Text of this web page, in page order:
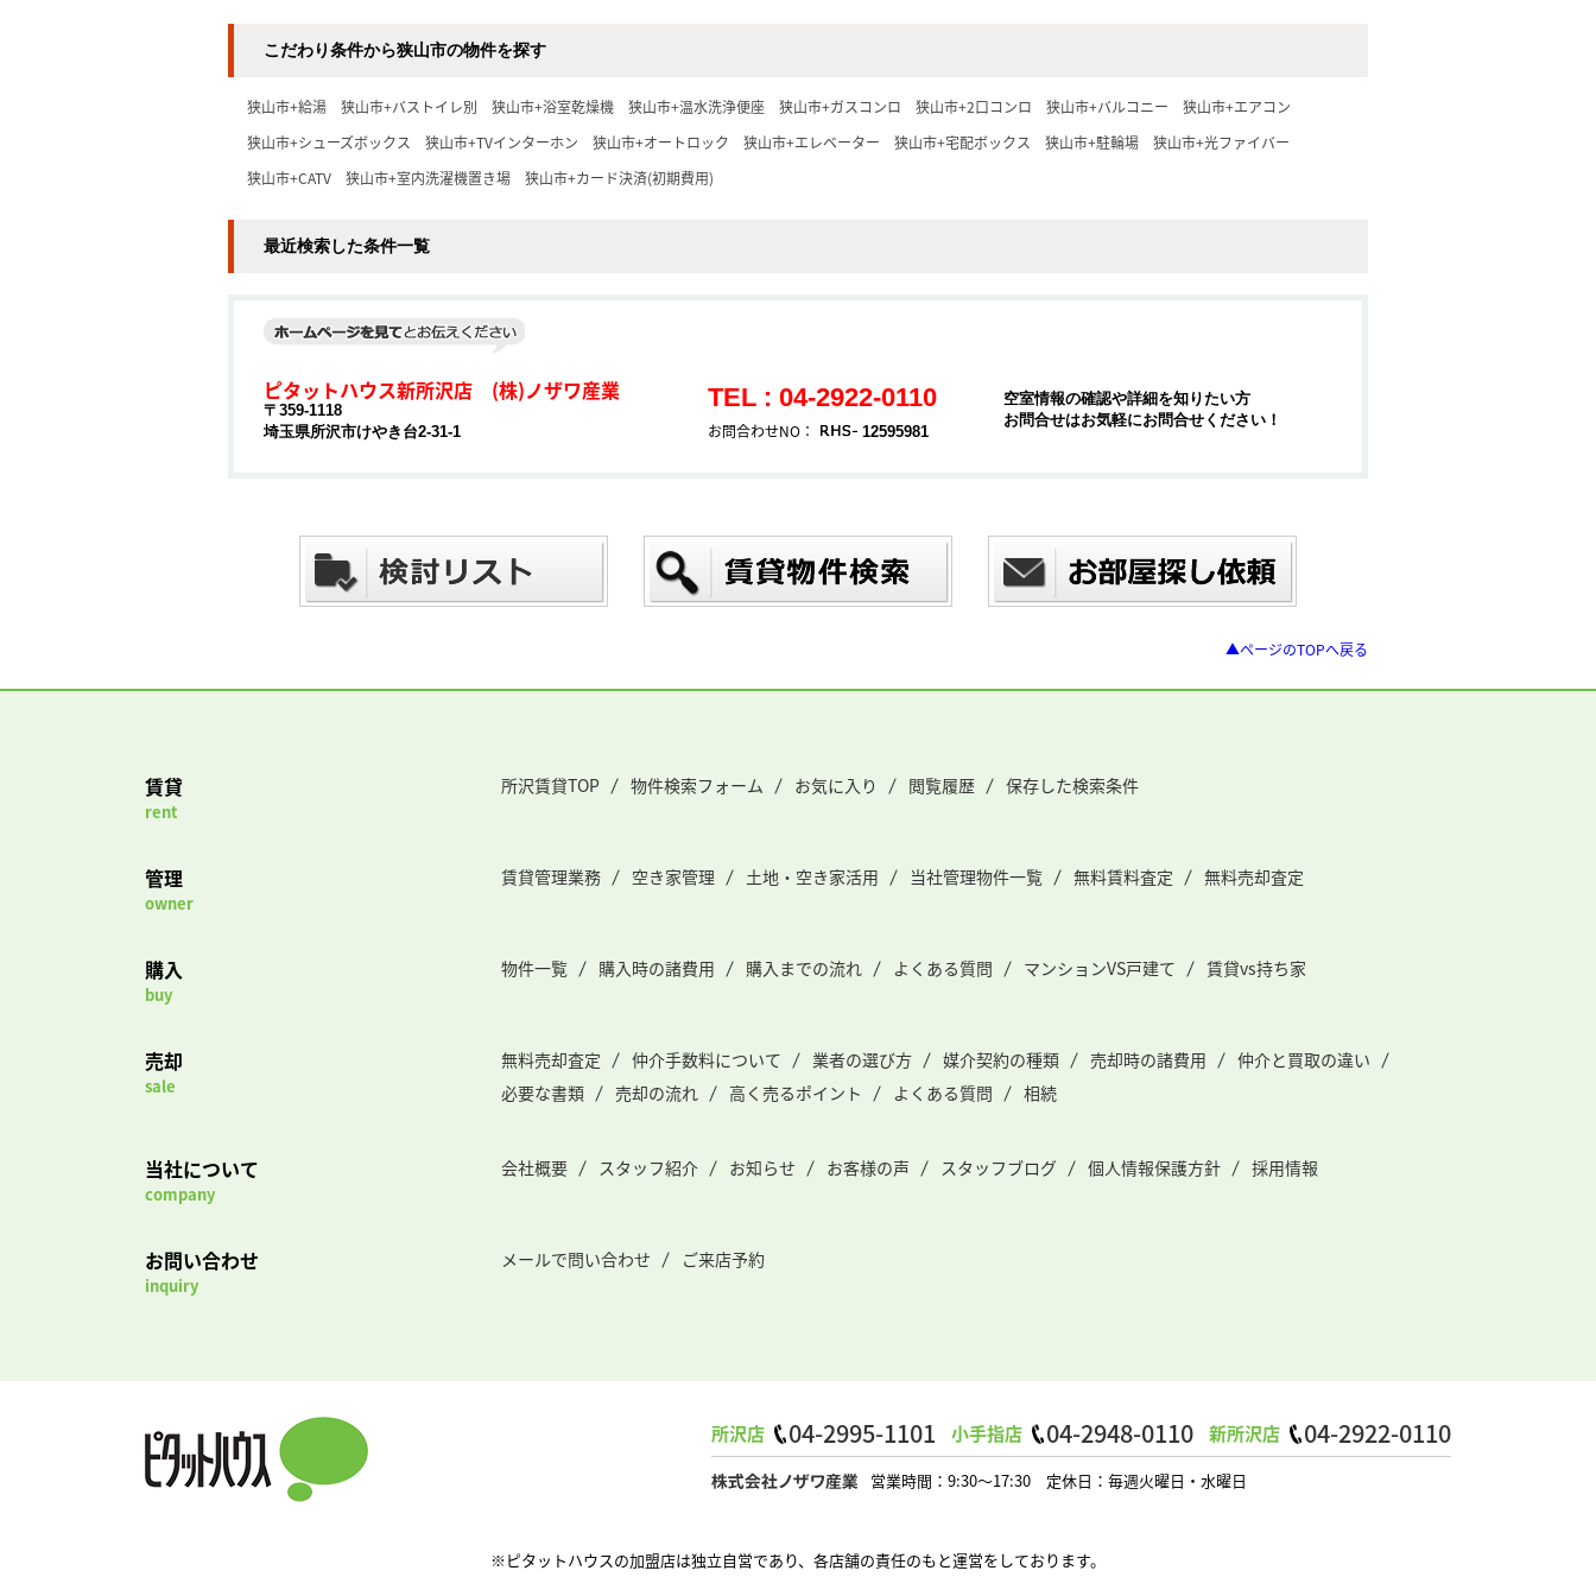
こだわり条件から狭山市の物件を探す
狭山市+給湯 狭山市+バストイレ別 狭山市+浴室乾燥機 狭山市+温水洗浄便座 狭山市+ガスコンロ 狭山市+2口コンロ 狭山市+バルコニー
狭山市+エアコン
狭山市+シューズボックス
狭山市+TVインターホン 狭山市+オートロック 狭山市+エレベーター 狭山市+宅配ボックス 狭山市+駐輪場
狭山市+光ファイバー
狭山市+CATV
狭山市+室内洗濯機置き場 狭山市+カード決済(初期費用)
最近検索した条件一覧
ピタットハウス新所沢店 (株)ノザワ産業
〒359-1118
埼玉県所沢市けやき台2-31-1
TEL : 04-2922-0110
お問合わせNO： 12595981
空室情報の確認や詳細を知りたい方
お問合せはお気軽にお問合せください！
▲ページのTOPへ戻る
賃貸
rent
所沢賃貸TOP 物件検索フォーム お気に入り 閲覧履歴 保存した検索条件
管理
owner
賃貸管理業務 空き家管理 土地・空き家活用 当社管理物件一覧 無料賃料査定 無料売却査定
購入
buy
物件一覧 購入時の諸費用 購入までの流れ よくある質問 マンションVS戸建て 賃貸vs持ち家
売却
sale
無料売却査定 仲介手数料について 業者の選び方 媒介契約の種類 売却時の諸費用
仲介と買取の違い
必要な書類
売却の流れ 高く売るポイント よくある質問 相続
当社について
company
会社概要 スタッフ紹介 お知らせ お客様の声 スタッフブログ 個人情報保護方針 採用情報
お問い合わせ
inquiry
メールで問い合わせ ご来店予約
所沢店 04-2995-1101 小手指店 04-2948-0110 新所沢店 04-2922-0110
営業時間：9:30～17:30 定休日：毎週火曜日・水曜日
※ピタットハウスの加盟店は独立自営であり、各店舗の責任のもと運営をしております。